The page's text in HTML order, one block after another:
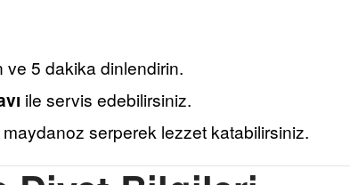
ve 5 dakika dinlendirin.
ile servis edebilirsiniz.
serperek lezzet katabilirsiniz.